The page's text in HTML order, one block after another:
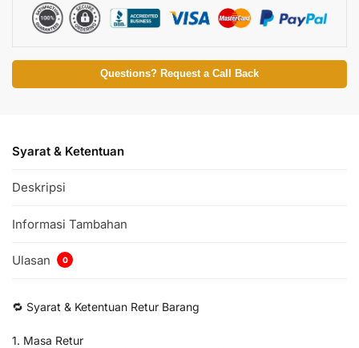
Questions? Request a Call Back
Syarat & Ketentuan
Deskripsi
Informasi Tambahan
Ulasan 0
🔁 Syarat & Ketentuan Retur Barang
1. Masa Retur